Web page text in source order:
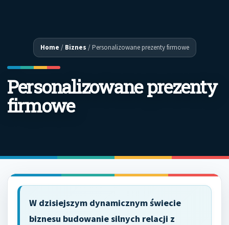
Home / Biznes /Personalizowane prezenty firmowe
Personalizowane prezenty
firmowe
W dzisiejszym dynamicznym świecie
biznesu budowanie silnych relacji z